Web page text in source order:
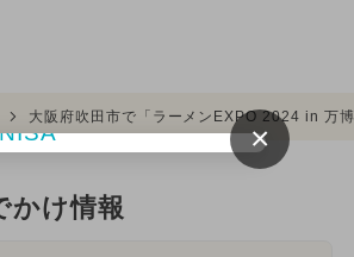
大阪府吹田市で「ラーメンEXPO 2024 in 万
かけ情報
×